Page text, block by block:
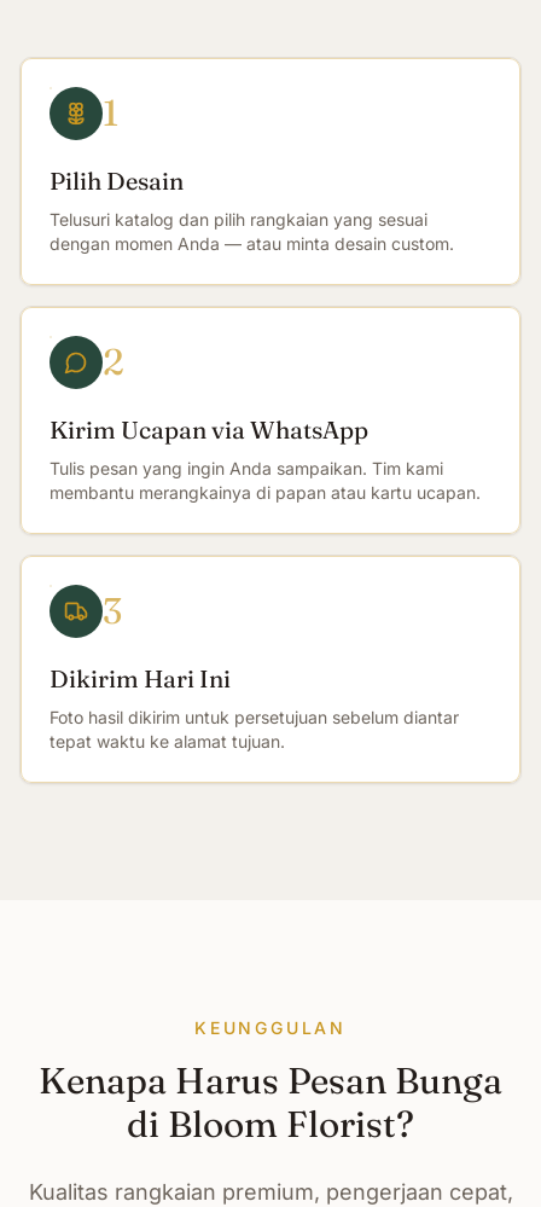
1
Pilih Desain
Telusuri katalog dan pilih rangkaian yang sesuai
dengan momen Anda — atau minta desain custom.
2
Kirim Ucapan via WhatsApp
Tulis pesan yang ingin Anda sampaikan. Tim kami
membantu merangkainya di papan atau kartu ucapan.
3
Dikirim Hari Ini
Foto hasil dikirim untuk persetujuan sebelum diantar
tepat waktu ke alamat tujuan.
KEUNGGULAN
Kenapa Harus Pesan Bunga
di Bloom Florist?
Kualitas rangkaian premium, pengerjaan cepat,